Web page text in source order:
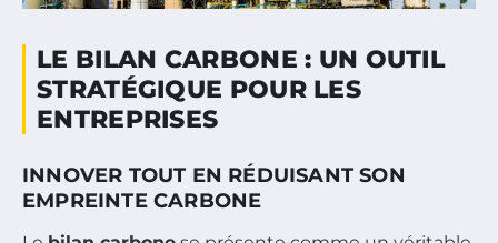
LE BILAN CARBONE : UN OUTIL
STRATÉGIQUE POUR LES
ENTREPRISES
INNOVER TOUT EN RÉDUISANT SON
EMPREINTE CARBONE